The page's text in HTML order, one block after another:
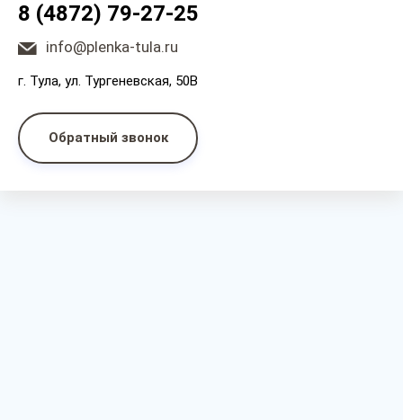
8 (4872) 79-27-25
info@plenka-tula.ru
г. Тула, ул. Тургеневская, 50В
Обратный звонок